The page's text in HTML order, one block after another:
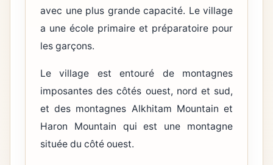
avec une plus grande capacité. Le village
a une école primaire et préparatoire pour
les garçons.
Le village est entouré de montagnes
imposantes des côtés ouest, nord et sud,
et des montagnes Alkhitam Mountain et
Haron Mountain qui est une montagne
située du côté ouest.